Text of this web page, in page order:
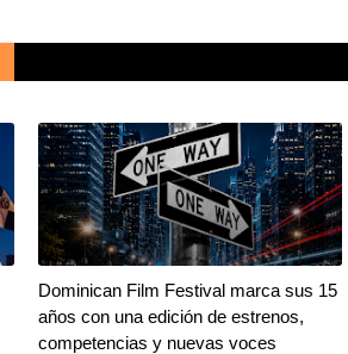
Dominican Film Festival marca sus 15
años con una edición de estrenos,
competencias y nuevas voces